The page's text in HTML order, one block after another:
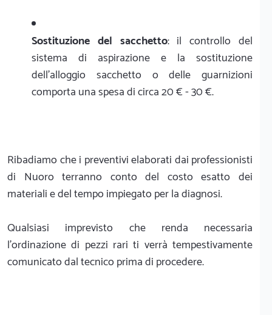
Sostituzione del sacchetto: il controllo del
sistema di aspirazione e la sostituzione
dell'alloggio sacchetto o delle guarnizioni
comporta una spesa di circa 20 € - 30 €.
Ribadiamo che i preventivi elaborati dai professionisti
di Nuoro terranno conto del costo esatto dei
materiali e del tempo impiegato per la diagnosi.
Qualsiasi imprevisto che renda necessaria
l'ordinazione di pezzi rari ti verrà tempestivamente
comunicato dal tecnico prima di procedere.